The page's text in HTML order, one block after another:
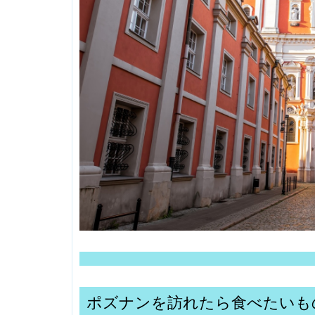
ポズナンを訪れたら食べたいも